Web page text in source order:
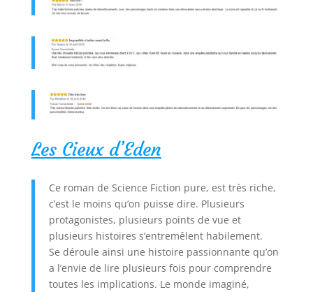
Les Cieux d’Eden
Ce roman de Science Fiction pure, est très riche,
c’est le moins qu’on puisse dire. Plusieurs
protagonistes, plusieurs points de vue et
plusieurs histoires s’entremêlent habilement.
Se déroule ainsi une histoire passionnante qu’on
a l’envie de lire plusieurs fois pour comprendre
toutes les implications. Le monde imaginé,